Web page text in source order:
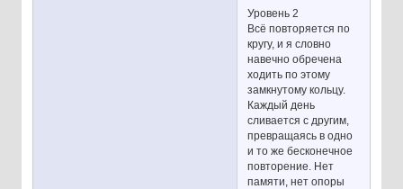
Уровень 2
Всё повторяется по
кругу, и я словно
навечно обречена
ходить по этому
замкнутому кольцу.
Каждый день
сливается с другим,
превращаясь в одно
и то же бесконечное
повторение. Нет
памяти, нет опоры